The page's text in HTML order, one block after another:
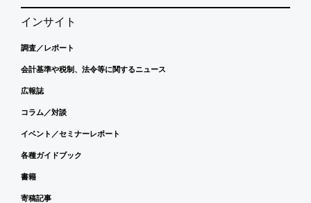
インサイト
調査／レポート
会計基準や税制、法令等に関するニュース
広報誌
コラム／対談
イベント／セミナーレポート
各種ガイドブック
書籍
寄稿記事